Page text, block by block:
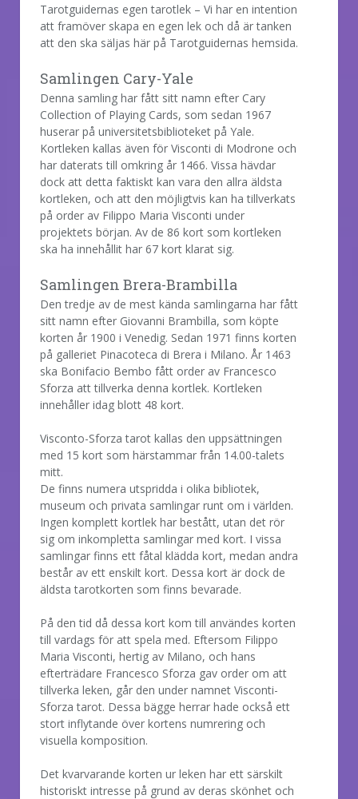
Tarotguidernas egen tarotlek – Vi har en intention
att framöver skapa en egen lek och då är tanken
att den ska säljas här på Tarotguidernas hemsida.
Samlingen Cary-Yale
Denna samling har fått sitt namn efter Cary
Collection of Playing Cards, som sedan 1967
huserar på universitetsbiblioteket på Yale.
Kortleken kallas även för Visconti di Modrone och
har daterats till omkring år 1466. Vissa hävdar
dock att detta faktiskt kan vara den allra äldsta
kortleken, och att den möjligtvis kan ha tillverkats
på order av Filippo Maria Visconti under
projektets början. Av de 86 kort som kortleken
ska ha innehållit har 67 kort klarat sig.
Samlingen Brera-Brambilla
Den tredje av de mest kända samlingarna har fått
sitt namn efter Giovanni Brambilla, som köpte
korten år 1900 i Venedig. Sedan 1971 finns korten
på galleriet Pinacoteca di Brera i Milano. År 1463
ska Bonifacio Bembo fått order av Francesco
Sforza att tillverka denna kortlek. Kortleken
innehåller idag blott 48 kort.
Visconto-Sforza tarot kallas den uppsättningen
med 15 kort som härstammar från 14.00-talets
mitt.
De finns numera utspridda i olika bibliotek,
museum och privata samlingar runt om i världen.
Ingen komplett kortlek har bestått, utan det rör
sig om inkompletta samlingar med kort. I vissa
samlingar finns ett fåtal klädda kort, medan andra
består av ett enskilt kort. Dessa kort är dock de
äldsta tarotkorten som finns bevarade.
På den tid då dessa kort kom till användes korten
till vardags för att spela med. Eftersom Filippo
Maria Visconti, hertig av Milano, och hans
efterträdare Francesco Sforza gav order om att
tillverka leken, går den under namnet Visconti-
Sforza tarot. Dessa bägge herrar hade också ett
stort inflytande över kortens numrering och
visuella komposition.
Det kvarvarande korten ur leken har ett särskilt
historiskt intresse på grund av deras skönhet och